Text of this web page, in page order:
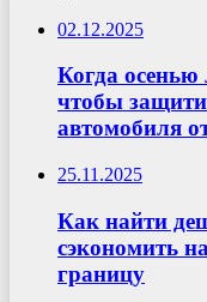
02.12.2025
Когда
чтобы
автомобиля
25.11.2025
Как найти
сэкономить
границу